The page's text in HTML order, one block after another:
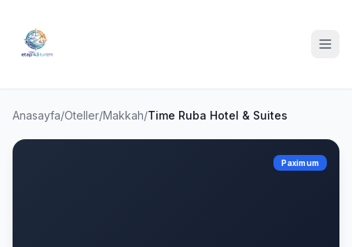
Anasayfa/Oteller/Makkah/Time Ruba Hotel & Suites
Paximum